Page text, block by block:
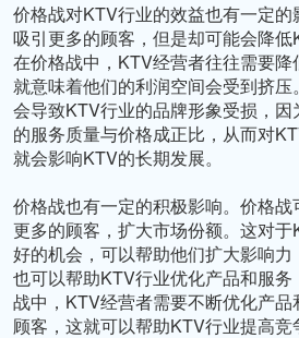
价格战对KTV行业的效益也有一定
吸引更多的顾客，但是却可能会降
在价格战中，KTV经营者往往需要
就意味着他们的利润空间会受到挤
会导致KTV行业的品牌形象受损，
的服务质量与价格成正比，从而对
就会影响KTV的长期发展。
价格战也有一定的积极影响。价格
更多的顾客，扩大市场份额。这对
好的机会，可以帮助他们扩大影响
也可以帮助KTV行业优化产品和服
战中，KTV经营者需要不断优化产
顾客，这就可以帮助KTV行业提高竞